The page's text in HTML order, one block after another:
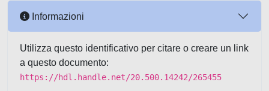
Informazioni
Utilizza questo identificativo per citare o creare un link
a questo documento:
https://hdl.handle.net/20.500.14242/265455